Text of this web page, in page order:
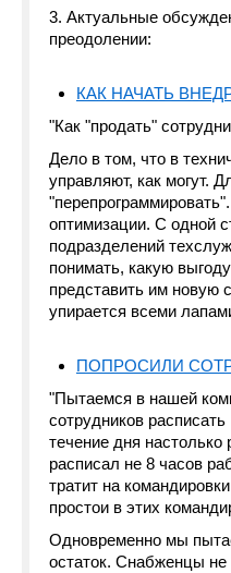
3. Актуальные
преодолении:
КАК НАЧАТЬ
"Как "продать"
Дело в том, что в
управляют, как могут.
оптимизации. С одной
подразделений
понимать, какую
представить им новую
упирается всеми
ПОПРОСИЛИ
"Пытаемся в нашей
сотрудников
течение дня настолько
расписал не 8 часов
тратит на
простои в этих
Одновременно мы
остаток. Снабженцы не